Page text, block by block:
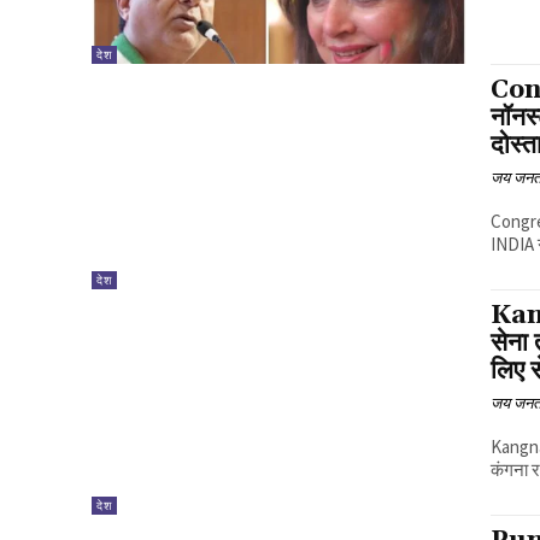
देश
देश
जय
देश
सेना
लिए
जय
कंगना